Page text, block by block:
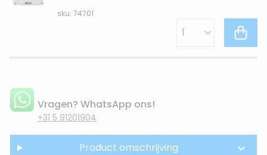
sku: 74701
Vragen? WhatsApp ons!
+31 5 91201904
Product omschrijving